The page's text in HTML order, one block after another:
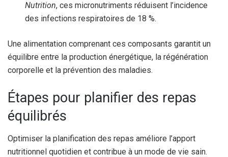
Nutrition, ces micronutriments réduisent l’incidence
des infections respiratoires de 18 %.
Une alimentation comprenant ces composants garantit un
équilibre entre la production énergétique, la régénération
corporelle et la prévention des maladies.
Étapes pour planifier des repas
équilibrés
Optimiser la planification des repas améliore l’apport
nutritionnel quotidien et contribue à un mode de vie sain.